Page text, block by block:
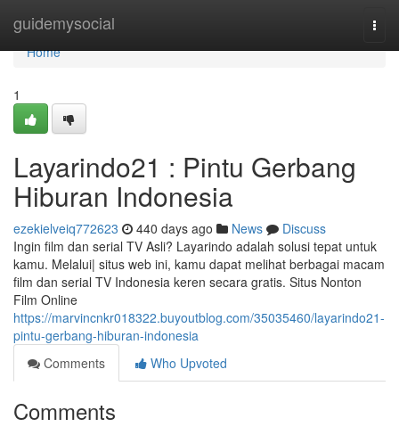
guidemysocial
Home
Home
1
Layarindo21 : Pintu Gerbang
Hiburan Indonesia
ezekielveiq772623 440 days ago News
Discuss
Ingin film dan serial TV Asli? Layarindo adalah solusi tepat untuk
kamu. Melalui| situs web ini, kamu dapat melihat berbagai macam
film dan serial TV Indonesia keren secara gratis. Situs Nonton
Film Online
https://marvincnkr018322.buyoutblog.com/35035460/layarindo21-
pintu-gerbang-hiburan-indonesia
Comments
Who Upvoted
Comments